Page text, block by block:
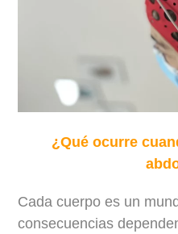
¿Qué ocurre
Cada cuerpo es un
consecuencias